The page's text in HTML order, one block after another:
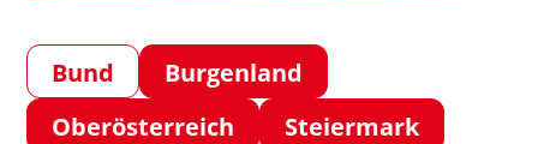
Bund
Burgenland
Oberösterreich
Steiermark